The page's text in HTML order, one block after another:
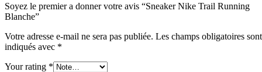
Soyez le premier a donner votre avis “Sneaker Nike Trail Running
Blanche”
Votre adresse e-mail ne sera pas publiée. Les champs obligatoires sont
indiqués avec *
Your rating *